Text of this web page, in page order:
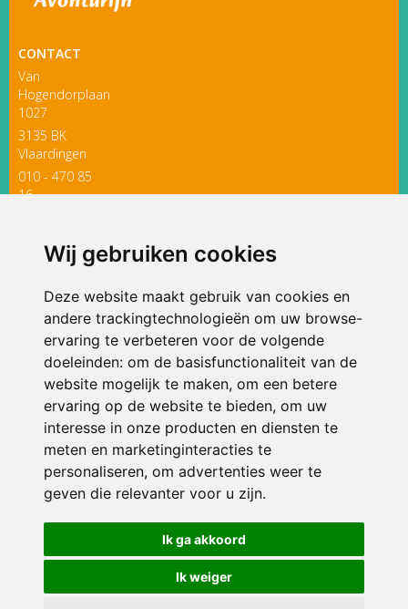
Wij gebruiken cookies
Deze website maakt gebruik van cookies en
andere trackingtechnologieën om uw browse-
ervaring te verbeteren voor de volgende
doeleinden: om de basisfunctionaliteit van de
website mogelijk te maken, om een betere
ervaring op de website te bieden, om uw
interesse in onze producten en diensten te
meten en marketinginteracties te
personaliseren, om advertenties weer te
geven die relevanter voor u zijn.
Ik ga akkoord
Ik weiger
CONTACT
Van
Hogendorplaan
1027
3135 BK
Vlaardingen
010 - 470 85
16
ONDERDEEL VAN
© 2026 Avonturijn | Alle rechten voorbehouden
Privacy policy|Disclaimer| Klachtenregeling|RSIN en Anbi
voorkeuren
Crealisatie The MindOffice